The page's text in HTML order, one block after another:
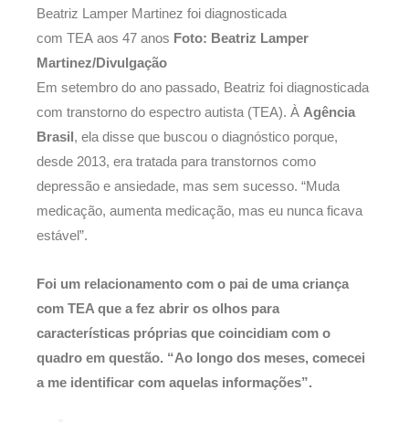
Beatriz Lamper Martinez foi diagnosticada
com TEA aos 47 anos Foto: Beatriz Lamper
Martinez/Divulgação
Em setembro do ano passado, Beatriz foi diagnosticada
com transtorno do espectro autista (TEA). À Agência
Brasil , ela disse que buscou o diagnóstico porque,
desde 2013, era tratada para transtornos como
depressão e ansiedade, mas sem sucesso. “Muda
medicação, aumenta medicação, mas eu nunca ficava
estável”.
Foi um relacionamento com o pai de uma criança
com TEA que a fez abrir os olhos para
características próprias que coincidiam com o
quadro em questão. “Ao longo dos meses, comecei
a me identificar com aquelas informações”.